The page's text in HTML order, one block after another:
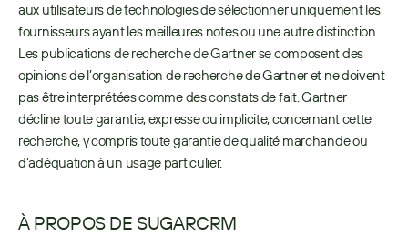
aux utilisateurs de technologies de sélectionner uniquement les
fournisseurs ayant les meilleures notes ou une autre distinction.
Les publications de recherche de Gartner se composent des
opinions de l’organisation de recherche de Gartner et ne doivent
pas être interprétées comme des constats de fait. Gartner
décline toute garantie, expresse ou implicite, concernant cette
recherche, y compris toute garantie de qualité marchande ou
d’adéquation à un usage particulier.
À PROPOS DE SUGARCRM